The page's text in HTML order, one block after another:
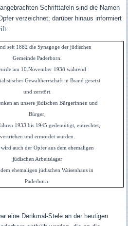
Schrifttafeln sind die Namen
verzeichnet; darüber hinaus informiert
seit 1882 die Synagoge der jüdischen
Gemeinde Paderborn.
am 10.November 1938 während
Gewaltherrschaft in Brand gesetzt
und zerstört.
an unsere jüdischen Bürgerinnen und
Bürger,
1933 bis 1945 gedemütigt, entrechtet,
vertrieben und ermordet wurden.
wird auch der Opfer aus dem ehemaligen
jüdischen Arbeitslager
ehemaligen jüdischen Waisenhaus in
Paderborn.
eine Denkmal-Stele an der heutigen